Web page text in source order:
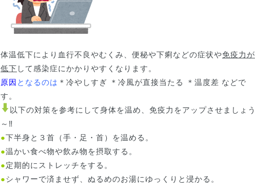
体温低下により血行不良やむくみ、便秘や下痢などの症状や免疫力が
低下 して感染症にかかりやすくなります。
原因 となるのは ＊冷やしすぎ ＊冷風が直接当たる ＊温度差 などで
す。
以下の対策を参考にして身体を温め、免疫力をアップさせましょう
～‼
●下半身と３首（手・足・首）を温める。
●温かい食べ物や飲み物を摂取する。
●定期的にストレッチをする。
●シャワーで済ませず、ぬるめのお湯にゆっくりと浸かる。